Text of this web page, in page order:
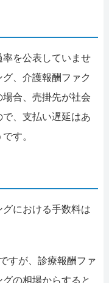
を公表していませ
、介護報酬ファク
合、売掛先が社会
、支払い遅延はあ
す。
における手数料は
すが、診療報酬ファ
の相場からすると